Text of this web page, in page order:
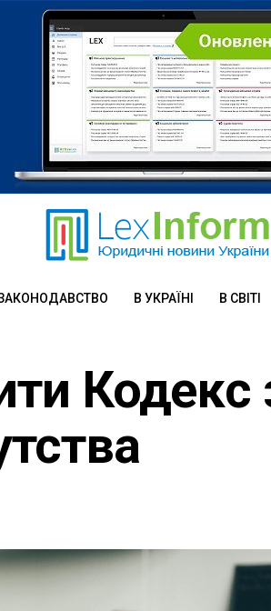
В УКРАЇНІ В СВІТІ
Кодекс